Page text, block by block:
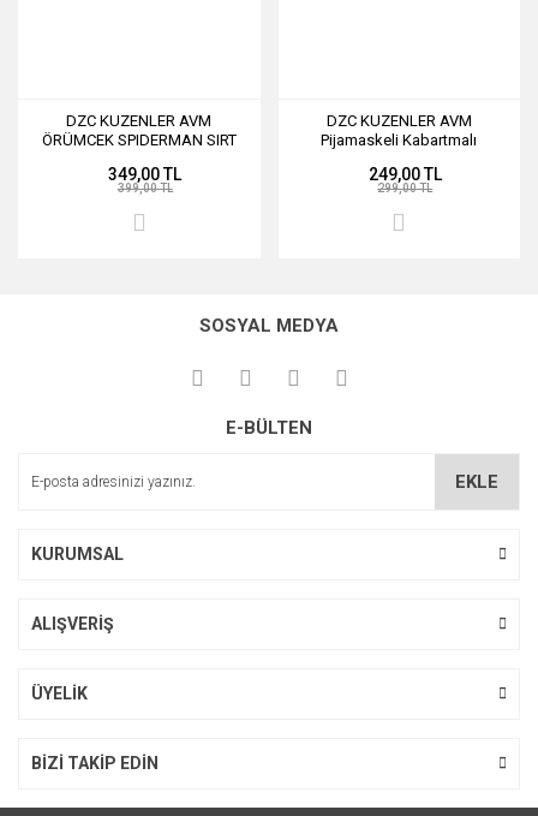
DZC KUZENLER AVM
ÖRÜMCEK SPIDERMAN SIRT
OKUL ÇOCUK ÇANTASI
349,00 TL
399,00 TL
DZC KUZENLER AVM
Pijamaskeli Kabartmalı
249,00 TL
299,00 TL
SOSYAL MEDYA
E-BÜLTEN
EKLE
KURUMSAL
ALIŞVERİŞ
ÜYELİK
BİZİ TAKİP EDİN